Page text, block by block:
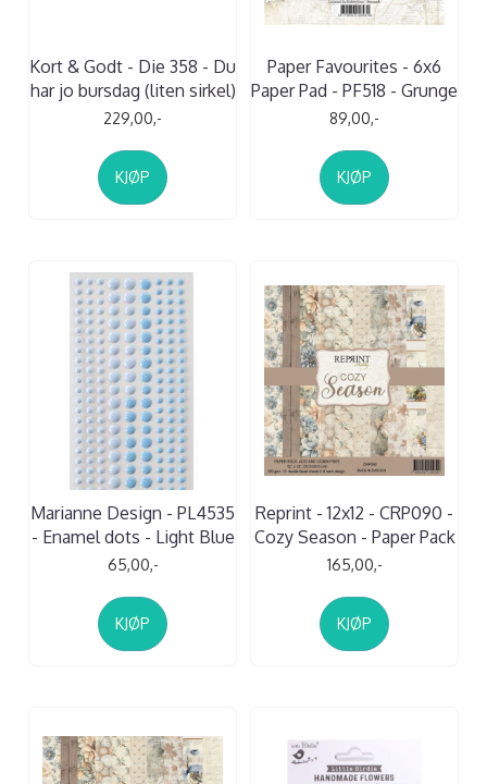
Kort & Godt - Die 358 - Du
har jo bursdag (liten sirkel)
229,00,-
KJØP
Paper Favourites - 6x6
Paper Pad - PF518 - Grunge
89,00,-
KJØP
Marianne Design - PL4535
- Enamel dots - Light Blue
65,00,-
KJØP
Reprint - 12x12 - CRP090 -
Cozy Season - Paper Pack
165,00,-
KJØP